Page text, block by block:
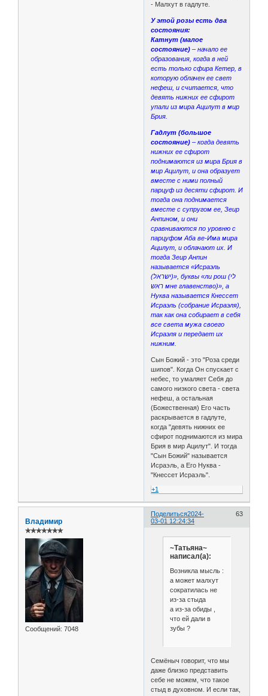
- Малхут в гадлуте.
У этой розы есть два
состояния:
Катнут (малое
состояние) – начало ее
образования, когда в ней
есть только сфира Кетер, в
которую облачен ее свет
нефеш, и считается, что
девять нижних ее сфирот
упали из мира Ацилут в мир
Брия.
Гадлут (большое
состояние) – когда девять
нижних ее сфирот
поднимаются из мира Брия в
мир Ацилут, и она образует
вместе с ними полный
парцуф из десяти сфирот. И
тогда она поднимается
вместе с супругом ее, Зеир
Анпином, и они
сравниваются по уровню с
парцуфом Аба ве-Има мира
Ацилут, и облачают их. И
тогда Зеир Анпин
называется «Исраэль
(ישראל)», буквы «ли рош (לי
ראש мне главенство)», а
Нуква называется Кнессет
Исраэль (собрание Исраэля),
так как она собирает в себя
все света мужа своего
Исраэля и передает их
нижним.
Сын Божий - это "Роза среди
шипов". Когда Он спускает с
небес, то умаляет Себя до
самого низкого света - света
нефеш, а остальная
(Божественная) Его часть
раскрывается в гадлуте,
когда "девять нижних ее
сфирот поднимаются из мира
Брия в мир Ацилут". И тогда
"Сын Божий" называется
Исраэль, а Его Нуква -
"Кнессет Исраэль".
+1
Поделиться 63
2024-
03-01 12:24:34
Владимир
✯✯✯✯✯✯✯
Сообщений: 7048
~Татьяна~
написал(а):
Возникла мысль :
а может малхут
сократилась не
из-за стыда
а из-за обиды ,
что ей дали в
зубы ?
Семёныч говорит, что мы
даже близко представить
себе не можем, что такое
стыд в духовном. И если так,